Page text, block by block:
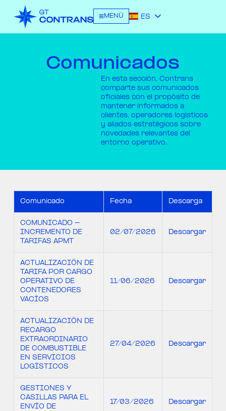
MENÚ
ES
Comunicados
En esta sección, Contrans
comparte sus comunicados
oficiales con el propósito de
mantener informados a
clientes, operadores logísticos
y aliados estratégicos sobre
novedades relevantes del
entorno operativo.
Comunicado Fecha Descarga
COMUNICADO -
INCREMENTO DE
TARIFAS APMT
02/07/2026 Descargar
ACTUALIZACIÓN DE
TARIFA POR CARGO
OPERATIVO DE
CONTENEDORES
VACÍOS
11/06/2026 Descargar
ACTUALIZACIÓN DE
RECARGO
EXTRAORDINARIO
DE COMBUSTIBLE
EN SERVICIOS
LOGÍSTICOS
27/04/2026 Descargar
GESTIONES Y
CASILLAS PARA EL
ENVÍO DE
17/03/2026 Descargar